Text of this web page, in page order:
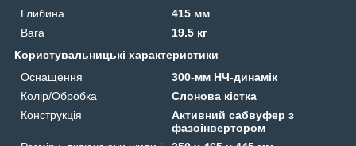
Глибина
415 мм
Вага
19.5 кг
Користувальницькі характеристики
Оснащення
300-мм НЧ-динамік
Колір/Обробка
Слонова кістка
Конструкція
Активний сабвуфер з
фазоінвертором